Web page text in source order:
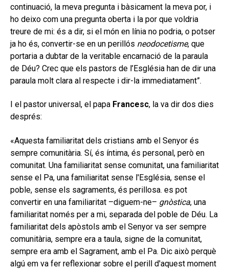
continuació, la meva pregunta i bàsicament la meva por, i
ho deixo com una pregunta oberta i la por que voldria
treure de mi: és a dir, si el món en línia no podria, o potser
ja ho és, convertir-se en un perillós neodocetisme, que
portaria a dubtar de la veritable encarnació de la paraula
de Déu? Crec que els pastors de l’Església han de dir una
paraula molt clara al respecte i dir-la immediatament”.
I el pastor universal, el papa Francesc, la va dir dos dies
després:
«Aquesta familiaritat dels cristians amb el Senyor és
sempre comunitària. Sí, és íntima, és personal, però en
comunitat. Una familiaritat sense comunitat, una familiaritat
sense el Pa, una familiaritat sense l'Església, sense el
poble, sense els sagraments, és perillosa. es pot
convertir en una familiaritat –diguem-ne– gnòstica, una
familiaritat només per a mi, separada del poble de Déu. La
familiaritat dels apòstols amb el Senyor va ser sempre
comunitària, sempre era a taula, signe de la comunitat,
sempre era amb el Sagrament, amb el Pa. Dic això perquè
algú em va fer reflexionar sobre el perill d'aquest moment